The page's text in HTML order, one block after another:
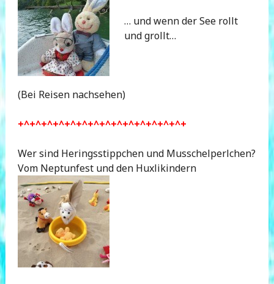
… und wenn der See rollt
und grollt…
(Bei Reisen nachsehen)
+^+^+^+^+^+^+^+^+^+^+^+^+^+^+
Wer sind Heringsstippchen und Musschelperlchen?
Vom Neptunfest und den Huxlikindern